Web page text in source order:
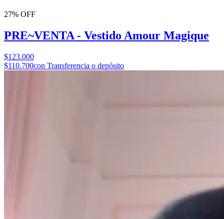
27% OFF
PRE~VENTA - Vestido Amour Magique
$123.000
$110.700con Transferencia o depósito